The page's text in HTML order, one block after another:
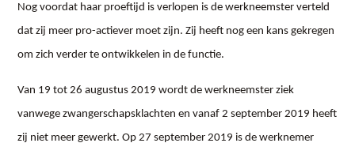
Nog voordat haar proeftijd is verlopen is de werkneemster verteld
dat zij meer pro-actiever moet zijn. Zij heeft nog een kans gekregen
om zich verder te ontwikkelen in de functie.
Van 19 tot 26 augustus 2019 wordt de werkneemster ziek
vanwege zwangerschapsklachten en vanaf 2 september 2019 heeft
zij niet meer gewerkt. Op 27 september 2019 is de werknemer